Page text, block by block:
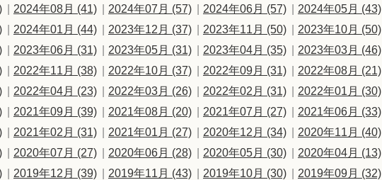
2024年08月 (41) 2024年07月 (57) 2024年06月 (57)
2024年05月 (43)
2024年01月 (44) 2023年12月 (37) 2023年11月 (50)
2023年10月 (50)
2023年06月 (31) 2023年05月 (31) 2023年04月 (35)
2023年03月 (46)
2022年11月 (38) 2022年10月 (37) 2022年09月 (31)
2022年08月 (21)
2022年04月 (23) 2022年03月 (26) 2022年02月 (31)
2022年01月 (30)
2021年09月 (39) 2021年08月 (20) 2021年07月 (27)
2021年06月 (33)
2021年02月 (31) 2021年01月 (27) 2020年12月 (34)
2020年11月 (40)
2020年07月 (27) 2020年06月 (28) 2020年05月 (30)
2020年04月 (13)
2019年12月 (39) 2019年11月 (43) 2019年10月 (30)
2019年09月 (32)